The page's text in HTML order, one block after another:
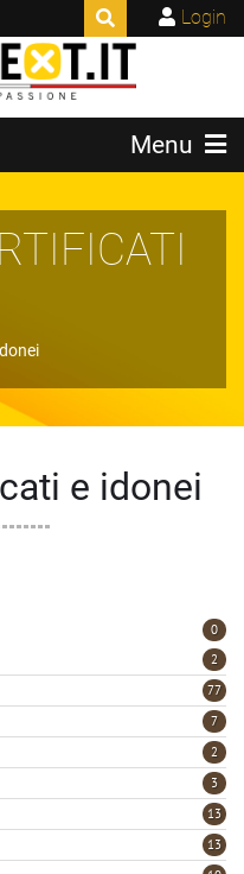
Login
Menu
e idonei
0
2
77
7
2
3
13
13